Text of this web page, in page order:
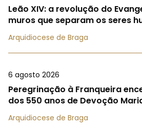
Leão XIV: a revolução do
muros que separam os seres
Arquidiocese de Braga
6 agosto 2026
Peregrinação à Franqueira
dos 550 anos de Devoção
Arquidiocese de Braga